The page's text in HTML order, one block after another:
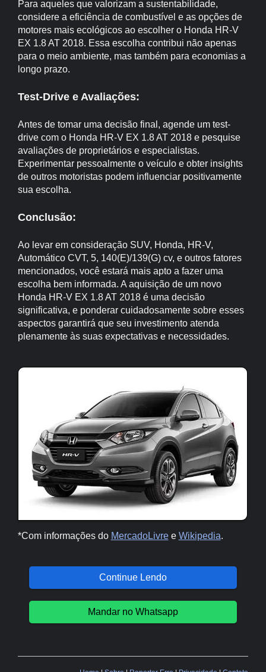
Para aqueles que valorizam a sustentabilidade,
considere a eficiência de combustível e as opções de
motores mais ecológicos ao escolher o Honda HR-V
EX 1.8 AT 2018. Essa escolha contribui não apenas
para o meio ambiente, mas também para economias a
longo prazo.
Test-Drive e Avaliações:
Antes de tomar uma decisão final, agende um test-
drive com o Honda HR-V EX 1.8 AT 2018 e pesquise
avaliações de proprietários e especialistas.
Experimentar pessoalmente o veículo e obter insights
de outros motoristas podem influenciar positivamente
sua escolha.
Conclusão:
Ao levar em consideração SUV, Honda, HR-V,
Automático CVT, 5, 140(E)/139(G) cv, e outros fatores
mencionados, você estará mais apto a fazer uma
escolha bem informada. A aquisição de um novo
Honda HR-V EX 1.8 AT 2018 é uma decisão
significativa, e ponderar cuidadosamente sobre esses
aspectos garantirá que seu investimento atenda
plenamente às suas expectativas e necessidades.
*Com informações do MercadoLivree Wikipedia.
Continue Lendo
Mandar no Whatsapp